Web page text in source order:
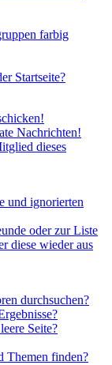
farbig
Startseite?
Nachrichten!
dieses
und ignorierten
oder zur Liste
diese wieder aus
durchsuchen?
Seite?
Themen finden?